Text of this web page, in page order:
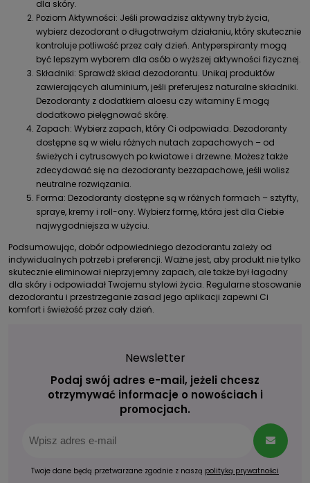
dla skóry.
Poziom Aktywności: Jeśli prowadzisz aktywny tryb życia,
wybierz dezodorant o długotrwałym działaniu, który skutecznie
kontroluje potliwość przez cały dzień. Antyperspiranty mogą
być lepszym wyborem dla osób o wyższej aktywności fizycznej.
Składniki: Sprawdź skład dezodorantu. Unikaj produktów
zawierających aluminium, jeśli preferujesz naturalne składniki.
Dezodoranty z dodatkiem aloesu czy witaminy E mogą
dodatkowo pielęgnować skórę.
Zapach: Wybierz zapach, który Ci odpowiada. Dezodoranty
dostępne są w wielu różnych nutach zapachowych – od
świeżych i cytrusowych po kwiatowe i drzewne. Możesz także
zdecydować się na dezodoranty bezzapachowe, jeśli wolisz
neutralne rozwiązania.
Forma: Dezodoranty dostępne są w różnych formach – sztyfty,
spraye, kremy i roll-ony. Wybierz formę, która jest dla Ciebie
najwygodniejsza w użyciu.
Podsumowując, dobór odpowiedniego dezodorantu zależy od
indywidualnych potrzeb i preferencji. Ważne jest, aby produkt nie tylko
skutecznie eliminował nieprzyjemny zapach, ale także był łagodny
dla skóry i odpowiadał Twojemu stylowi życia. Regularne stosowanie
dezodorantu i przestrzeganie zasad jego aplikacji zapewni Ci
komfort i świeżość przez cały dzień.
Newsletter
Podaj swój adres e-mail, jeżeli chcesz
otrzymywać informacje o nowościach i
promocjach.
Twoje dane będą przetwarzane zgodnie z naszą polityką prywatności